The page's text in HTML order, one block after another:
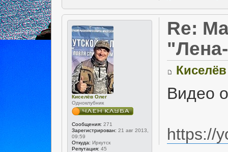
Киселёв Олег
Одноклубник
Сообщения: 271
Зарегистрирован: 21 авг 2013,
09:59
Откуда: Иркутск
Репутация: 45
Re:
Видео
https://